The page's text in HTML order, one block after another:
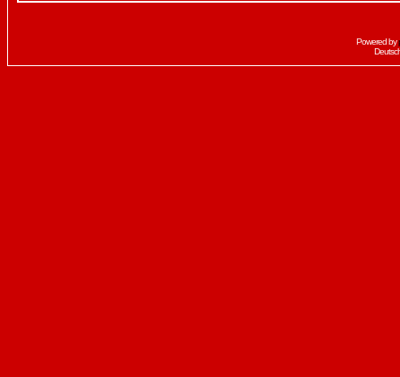
Powered by